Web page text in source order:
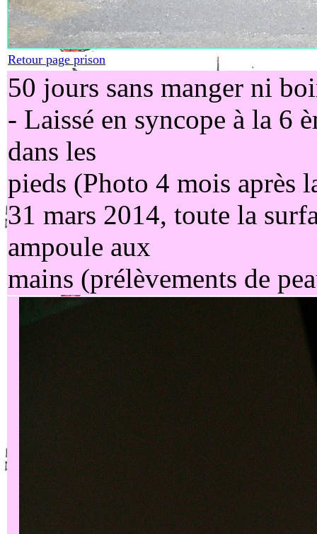
Retour page prison
50 jours sans manger ni
- Laissé en syncope à la 6
dans les
pieds (Photo 4 mois après
31 mars 2014, toute la
ampoule aux
mains (prélèvements de